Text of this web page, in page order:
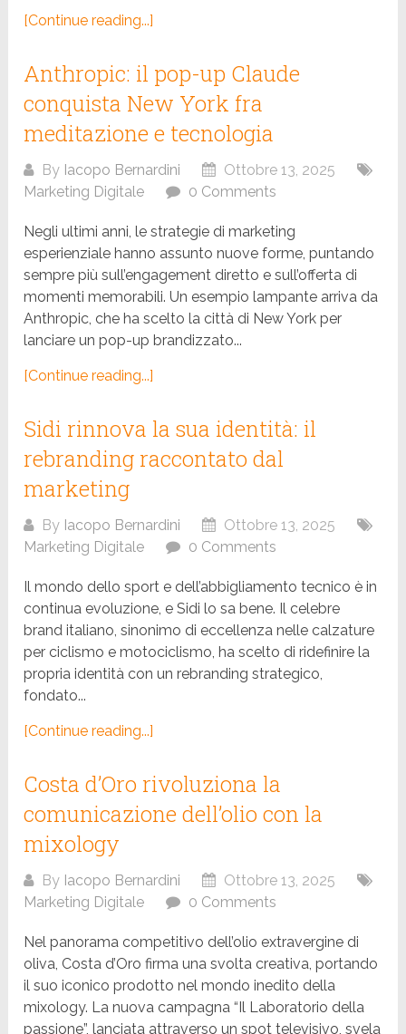
[Continue reading...]
Anthropic: il pop-up Claude
conquista New York fra
meditazione e tecnologia
By Iacopo Bernardini
Ottobre 13, 2025
Marketing Digitale
0 Comments
Negli ultimi anni, le strategie di marketing
esperienziale hanno assunto nuove forme, puntando
sempre più sull’engagement diretto e sull’offerta di
momenti memorabili. Un esempio lampante arriva da
Anthropic, che ha scelto la città di New York per
lanciare un pop-up brandizzato...
[Continue reading...]
Sidi rinnova la sua identità: il
rebranding raccontato dal
marketing
By Iacopo Bernardini
Ottobre 13, 2025
Marketing Digitale
0 Comments
Il mondo dello sport e dell’abbigliamento tecnico è in
continua evoluzione, e Sidi lo sa bene. Il celebre
brand italiano, sinonimo di eccellenza nelle calzature
per ciclismo e motociclismo, ha scelto di ridefinire la
propria identità con un rebranding strategico,
fondato...
[Continue reading...]
Costa d’Oro rivoluziona la
comunicazione dell’olio con la
mixology
By Iacopo Bernardini
Ottobre 13, 2025
Marketing Digitale
0 Comments
Nel panorama competitivo dell’olio extravergine di
oliva, Costa d’Oro firma una svolta creativa, portando
il suo iconico prodotto nel mondo inedito della
mixology. La nuova campagna “Il Laboratorio della
passione”, lanciata attraverso un spot televisivo, svela